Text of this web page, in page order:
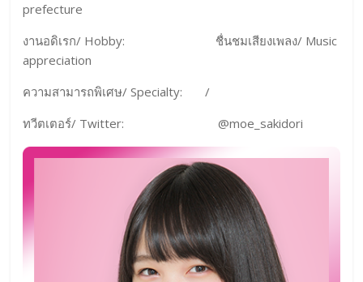
prefecture
งานอดิเรก/ Hobby: ชื่นชมเสียงเพลง/ Music
appreciation
ความสามารถพิเศษ/ Specialty: /
ทวีตเตอร์/ Twitter: @moe_sakidori